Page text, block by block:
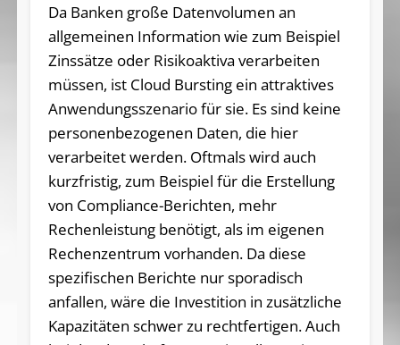
Da Banken große Datenvolumen an
allgemeinen Information wie zum Beispiel
Zinssätze oder Risikoaktiva verarbeiten
müssen, ist Cloud Bursting ein attraktives
Anwendungsszenario für sie. Es sind keine
personenbezogenen Daten, die hier
verarbeitet werden. Oftmals wird auch
kurzfristig, zum Beispiel für die Erstellung
von Compliance-Berichten, mehr
Rechenleistung benötigt, als im eigenen
Rechenzentrum vorhanden. Da diese
spezifischen Berichte nur sporadisch
anfallen, wäre die Investition in zusätzliche
Kapazitäten schwer zu rechtfertigen. Auch